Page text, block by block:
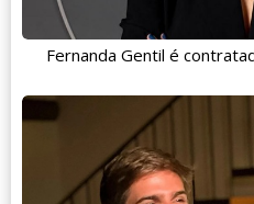
Fernanda Gentil é